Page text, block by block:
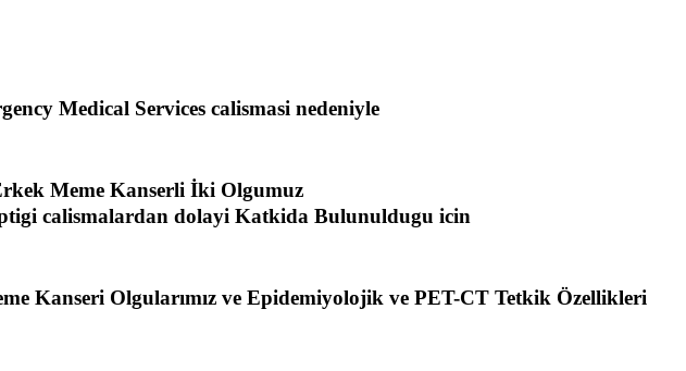
Meme Kanserli İki Olgumuz
Kanseri Olgularımız ve Epidemiyolojik ve PET-CT Tetkik Özellikleri
Medical Services calismasi nedeniyle
calismalardan dolayi Katkida Bulunuldugu icin